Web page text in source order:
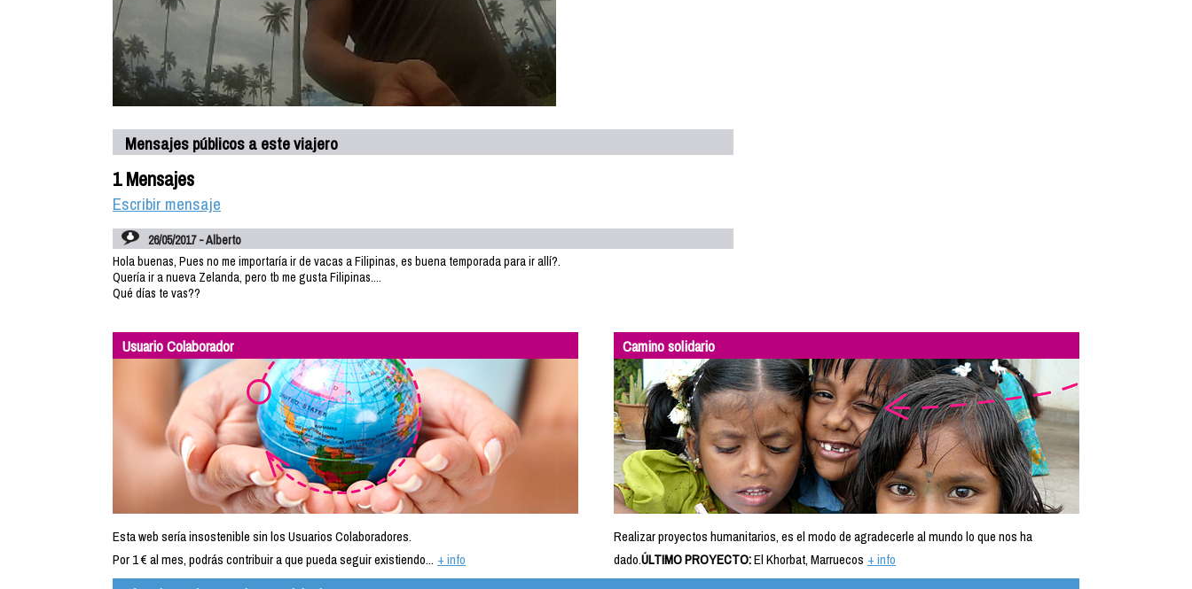
Mensajes públicos a este viajero
1 Mensajes
Escribir mensaje
26/05/2017 - Alberto
Hola buenas, Pues no me importaría ir de vacas a Filipinas, es buena temporada para ir allí?.
Quería ir a nueva Zelanda, pero tb me gusta Filipinas....
Qué días te vas??
Usuario Colaborador
Esta web sería insostenible sin los Usuarios Colaboradores.
Por 1 € al mes, podrás contribuir a que pueda seguir existiendo... + info
Camino solidario
Realizar proyectos humanitarios, es el modo de agradecerle al mundo lo que nos ha
dado.ÚLTIMO PROYECTO:El Khorbat, Marruecos + info